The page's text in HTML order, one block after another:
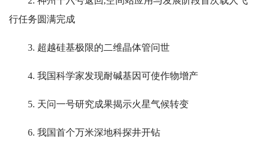
行任务圆满完成
3. 超越硅基极限的二维晶体管问世
4. 我国科学家发现耐碱基因可使作物增产
5. 天问一号研究成果揭示火星气候转变
6. 我国首个万米深地科探井开钻